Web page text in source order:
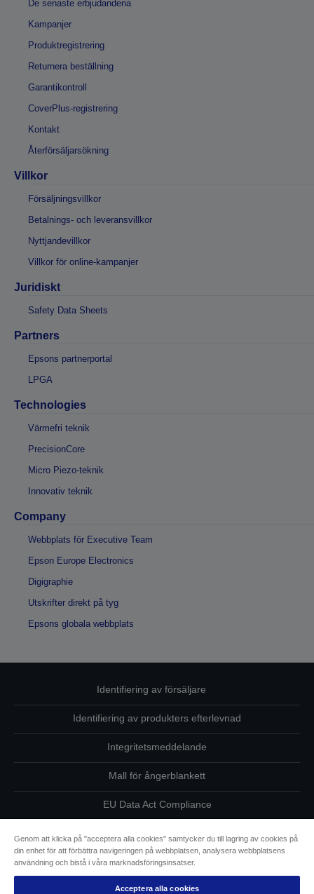
De senaste erbjudandena
Kampanjer
Produktregistrering
Returnera beställning
Garantikontroll
CoverPlus-registrering
Kontakt
Återförsäljarsökning
Villkor
Försäljningsvillkor
Betalnings- och leveransvillkor
Nyttjandevillkor
Villkor för online-kampanjer
Juridiskt
Safety Data Sheets
Partners
Epsons partnerportal
LPGA
Technologies
Värmefri teknik
PrecisionCore
Micro Piezo-teknik
Innovativ teknik
Company
Webbplats för Executive Team
Epson Europe Electronics
Digigraphie
Utskrifter direkt på tyg
Epsons globala webbplats
Identifiering av försäljare
Identifiering av produkters efterlevnad
Integritetsmeddelande
Mall för ångerblankett
EU Data Act Compliance
Kontakta oss angående dina uppgifter
Information om cookies
Epsons åtagande avseende tillgänglighet
Genom att klicka på "acceptera alla cookies" samtycker du till lagring av cookies på
din enhet för att förbättra navigeringen på webbplatsen, analysera webbplatsens
användning och bistå i våra marknadsföringsinsatser.
Acceptera alla cookies